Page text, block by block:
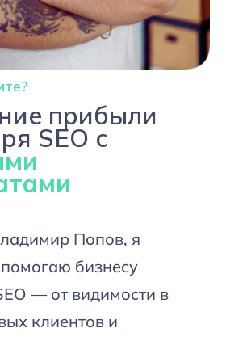
прибыли
SEO с
Попов, я
бизнесу
— от видимости в
клиентов и